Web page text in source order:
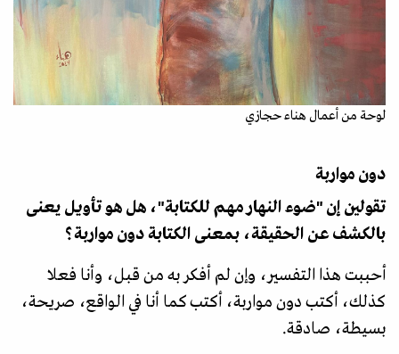
لوحة من أعمال هناء حجازي
دون مواربة
تقولين إن "ضوء النهار مهم للكتابة"، هل هو تأويل يعنى
بالكشف عن الحقيقة، بمعنى الكتابة دون مواربة؟
أحببت هذا التفسير، وإن لم أفكر به من قبل، وأنا فعلا
كذلك، أكتب دون مواربة، أكتب كما أنا في الواقع، صريحة،
بسيطة، صادقة.